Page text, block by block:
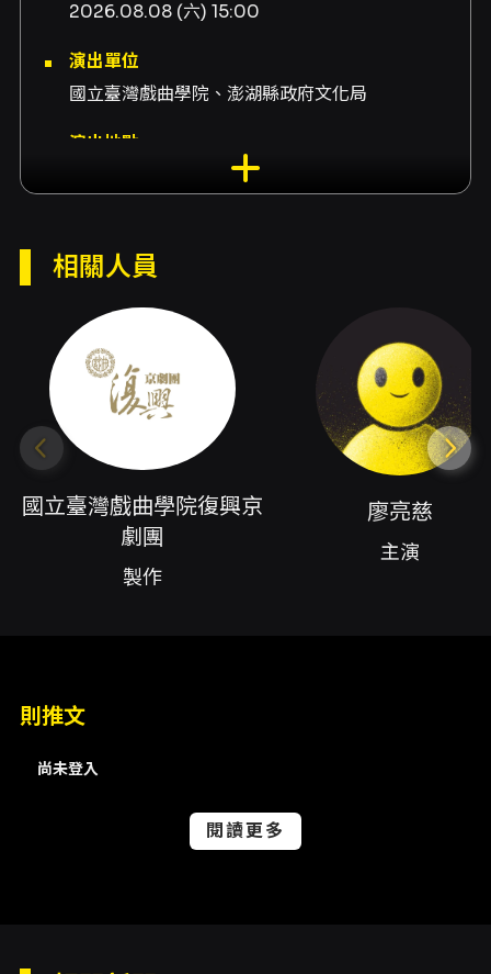
2026.08.08 (六) 15:00
演出單位
國立臺灣戲曲學院、澎湖縣政府文化局
演出地點
澎湖縣文化局-澎湖縣演藝廳 澎湖縣馬公市中華
演出團隊
慈、主演奈諾‧伊安、主演林政翰、主演葉時
銘、主演潘世忠、主演侯冠綸、主演周 斌、主演
吳旻展、主演王冠廷
內容簡介
《森林七矮人》為國立臺灣戲曲學院復興京劇團
推出的兒童戲曲作品，改編自西方格林童話《白
雪公主》，以七個小矮人為敘事核心，透過戲曲
典雅的表演語彙與親切的舞台呈現，將熟悉的童
話情節重新包裝為適合親子觀賞的東方戲曲語
境。故事在保有原作童話想像的同時，放大了
由國立臺灣戲曲學院復興京劇團演出，主演陣容
世忠、侯冠綸、周斌、吳旻展與王冠廷等人。演
出語言以國語為主，劇場長度約70分鐘，為建議
驗。演出在戲曲的基本元素上注重節奏與視覺語
言的親和性，藉由簡化的敘事線與富有表情的動
相關人員
國立臺灣戲曲學院復興京
劇團
製作
廖亮慈
主演
則推文
尚未登入
閱讀更多